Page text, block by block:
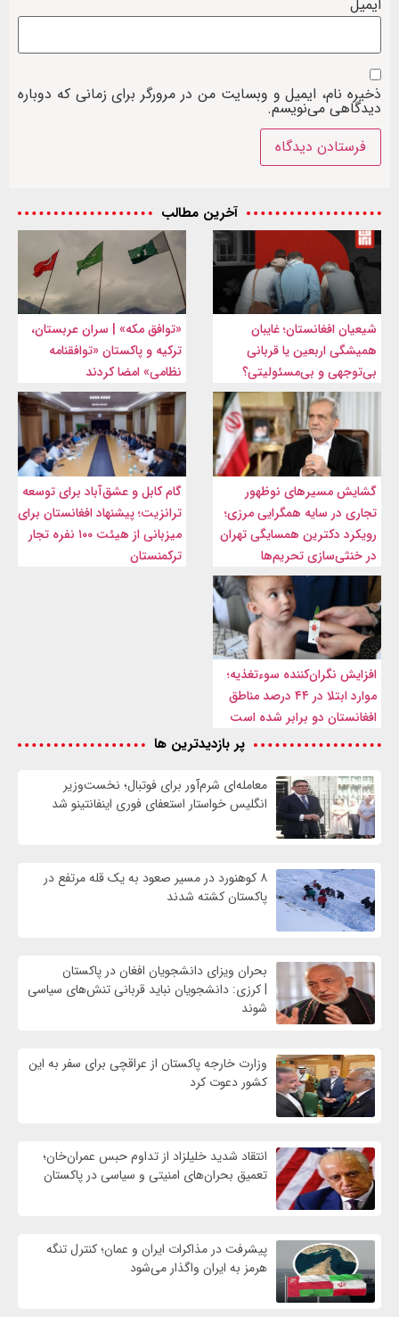
ایمیل
ذخیره نام، ایمیل و وبسایت من در مرورگر برای زمانی که دوباره
دیدگاهی می‌نویسم.
آخرین مطالب
شیعیان افغانستان؛ غایبان
همیشگی اربعین یا قربانی
بی‌توجهی و بی‌مسئولیتی؟
«توافق مکه» | سران عربستان،
ترکیه و پاکستان «توافقنامه
نظامی» امضا کردند
گشایش مسیرهای نوظهور
تجاری در سایه همگرایی مرزی؛
رویکرد دکترین همسایگی تهران
در خنثی‌سازی تحریم‌ها
گام کابل و عشق‌آباد برای توسعه
ترانزیت؛ پیشنهاد افغانستان برای
میزبانی از هیئت ۱۰۰ نفره تجار
ترکمنستان
افزایش نگران‌کننده سوءتغذیه؛
موارد ابتلا در ۴۴ درصد مناطق
افغانستان دو برابر شده است
پر بازدیدترین ها
معامله‌ای شرم‌آور برای فوتبال؛ نخست‌وزیر
انگلیس خواستار استعفای فوری اینفانتینو شد
۸ کوهنورد در مسیر صعود به یک قله مرتفع در
پاکستان کشته شدند
بحران ویزای دانشجویان افغان در پاکستان
| کرزی: دانشجویان نباید قربانی تنش‌های سیاسی
شوند
وزارت خارجه پاکستان از عراقچی برای سفر به این
کشور دعوت کرد
انتقاد شدید خلیلزاد از تداوم حبس عمران‌خان؛
تعمیق بحران‌های امنیتی و سیاسی در پاکستان
پیشرفت در مذاکرات ایران و عمان؛ کنترل تنگه
هرمز به ایران واگذار می‌شود